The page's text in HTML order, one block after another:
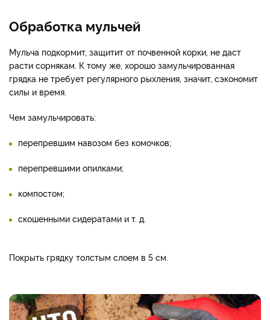
Обработка мульчей
Мульча подкормит, защитит от почвенной корки, не даст
расти сорнякам. К тому же, хорошо замульчированная
грядка не требует регулярного рыхления, значит, сэкономит
силы и время.
Чем замульчировать:
перепревшим навозом без комочков;
перепревшими опилками;
компостом;
скошенными сидератами и т. д.
Покрыть грядку толстым слоем в 5 см.